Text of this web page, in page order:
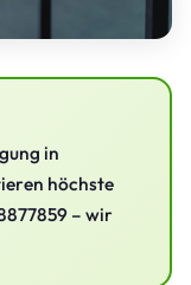
in
höchste
– wir